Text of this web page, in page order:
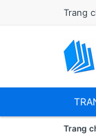
Trang
Trang